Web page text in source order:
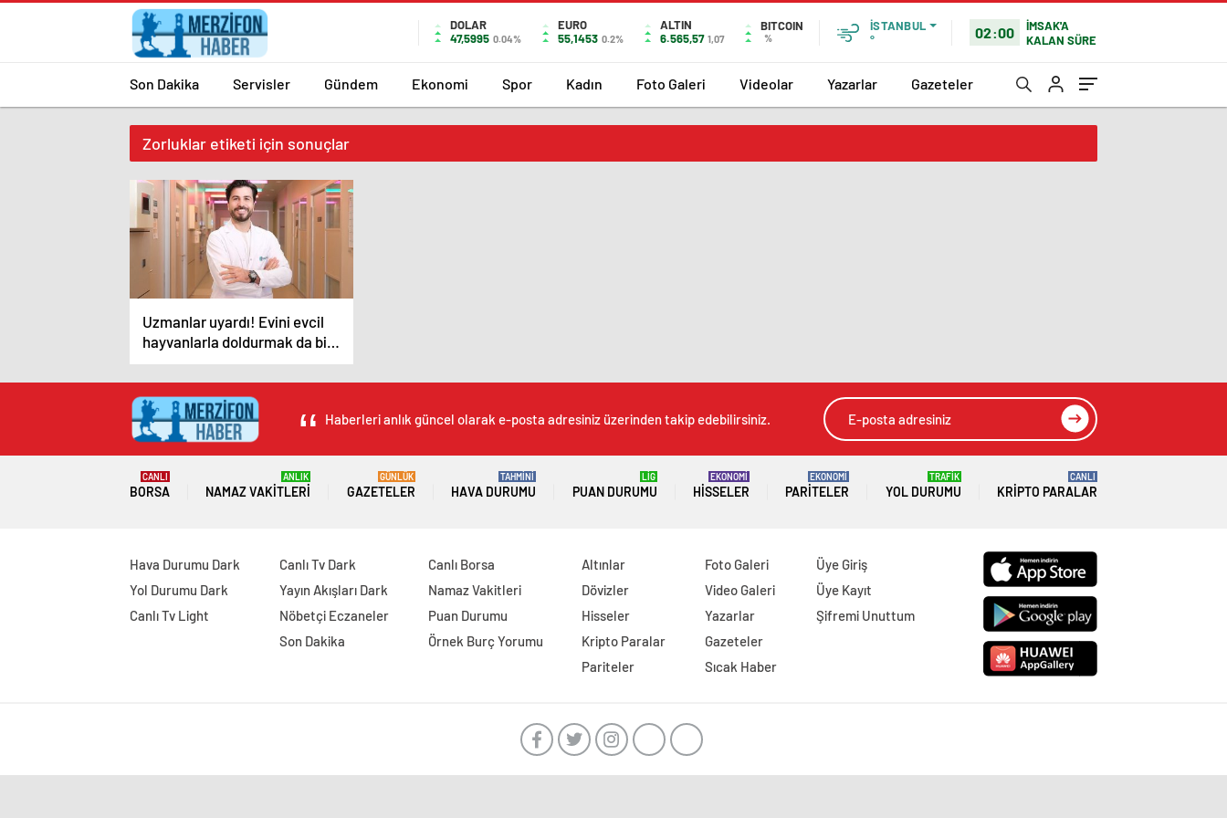
DOLAR
47,5995 0.04%
EURO
55,1453 0.2%
ALTIN
6.565,57 1,07
BITCOIN
%
İSTANBUL
°
02:00
İMSAK'A
KALAN SÜRE
Son Dakika Servisler Gündem Ekonomi Spor Kadın Foto Galeri Videolar Yazarlar Gazeteler
Zorluklar etiketi için sonuçlar
Uzmanlar uyardı! Evini evcil
hayvanlarla doldurmak da bir
hastalık!
Haberleri anlık güncel olarak e-posta adresiniz üzerinden takip edebilirsiniz.
BORSA
CANLI
NAMAZ VAKITLERI
ANLIK
GAZETELER
GÜNLÜK
HAVA DURUMU
TAHMİNİ
PUAN DURUMU
LİG
HISSELER
EKONOMİ
PARITELER
EKONOMİ
YOL DURUMU
TRAFİK
KRIPTO PARALAR
CANLI
Hava Durumu Dark
Yol Durumu Dark
Canlı Tv Light
Canlı Tv Dark
Yayın Akışları Dark
Nöbetçi Eczaneler
Son Dakika
Canlı Borsa
Namaz Vakitleri
Puan Durumu
Örnek Burç Yorumu
Altınlar
Dövizler
Hisseler
Kripto Paralar
Pariteler
Foto Galeri
Video Galeri
Yazarlar
Gazeteler
Sıcak Haber
Üye Giriş
Üye Kayıt
Şifremi Unuttum